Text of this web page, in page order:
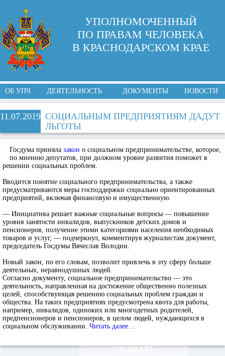
УПОЛНОМОЧЕННЫЙ
ПО ПРАВАМ ЧЕЛОВЕКА
В КРАСНОДАРСКОМ КРАЕ
ОБ УПЧ ДЕЯТЕЛЬНОСТЬ ДОКУМЕНТЫ НОВОСТИ
11.07.2019 СОЦИАЛЬНЫМ ПРЕДПРИЯТИЯМ ДАДУТ
ЛЬГОТЫ
Госдума приняла закон о социальном предпринимательстве, которое,
по мнению депутатов, при должном уровне развития поможет в
решении социальных проблем.
Вводится понятие социального предпринимательства, а также
предусматриваются меры господдержки социально ориентированных
предприятий, включая финансовую и имущественную.
— Инициатива решает важные социальные вопросы — повышение
уровня занятости инвалидов, выпускников детских домов и
пенсионеров, получение этими категориями населения необходимых
товаров и услуг, — подчеркнул, комментируя журналистам документ,
председатель Госдумы Вячеслав Володин.
Новый закон, по его словам, позволит привлечь в эту сферу больше
деятельных, неравнодушных людей.
Согласно документу, социальное предпринимательство — это
деятельность, направленная на достижение общественно полезных
целей, способствующая решению социальных проблем граждан и
общества. На таких предприятиях предусмотрена квота для работы,
например, инвалидов, одиноких или многодетных родителей,
предпенсионеров и пенсионеров, в целом людей, нуждающихся в
социальном обслуживании. Читать далее…
СКАЧАТЬ